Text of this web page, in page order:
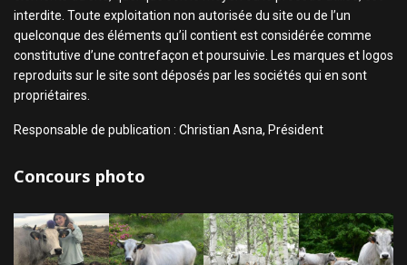
interdite. Toute exploitation non autorisée du site ou de l’un
quelconque des éléments qu’il contient est considérée comme
constitutive d’une contrefaçon et poursuivie. Les marques et logos
reproduits sur le site sont déposés par les sociétés qui en sont
propriétaires.
Responsable de publication : Christian Asna, Président
Concours photo